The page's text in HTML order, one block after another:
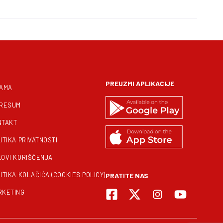
PRIVATNOSTI
KORIŠĆENJA
KOLAČIĆA (COOKIES POLICY)
PREUZMI APLIKACIJE
PRATITE NAS